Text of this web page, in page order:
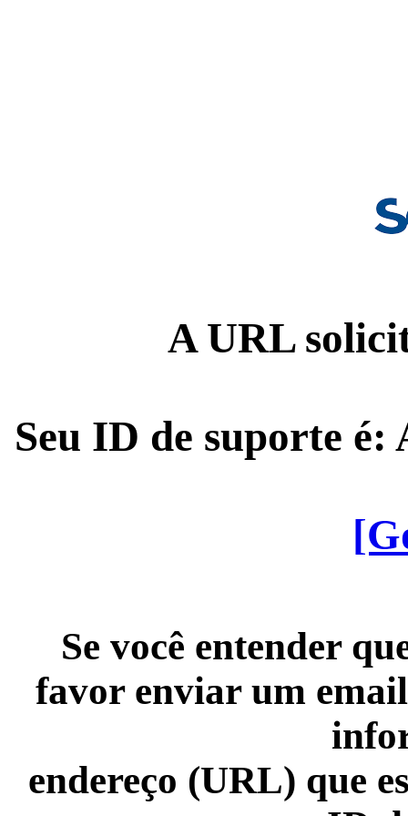
A URL
Seu ID de suporte é:
Se você entender
favor enviar um
endereço (URL) que